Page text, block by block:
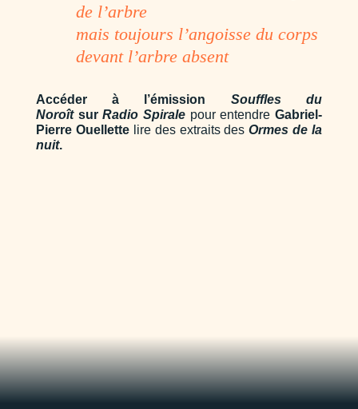
de l’arbre
mais toujours l’angoisse du corps
devant l’arbre absent
Accéder à l’émission Souffles du
Noroît surRadio Spirale pour entendre Gabriel-
Pierre Ouellette lire des extraits des Ormes de la
nuit.